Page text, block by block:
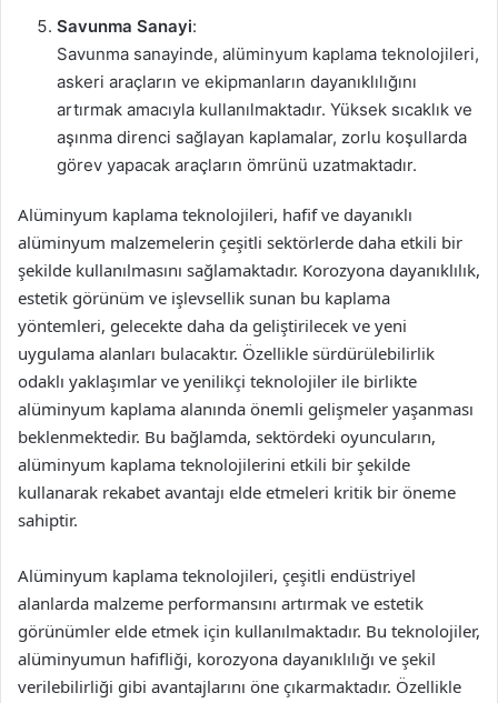
Savunma Sanayi:
Savunma sanayinde, alüminyum kaplama teknolojileri,
askeri araçların ve ekipmanların dayanıklılığını
artırmak amacıyla kullanılmaktadır. Yüksek sıcaklık ve
aşınma direnci sağlayan kaplamalar, zorlu koşullarda
görev yapacak araçların ömrünü uzatmaktadır.
Alüminyum kaplama teknolojileri, hafif ve dayanıklı
alüminyum malzemelerin çeşitli sektörlerde daha etkili bir
şekilde kullanılmasını sağlamaktadır. Korozyona dayanıklılık,
estetik görünüm ve işlevsellik sunan bu kaplama
yöntemleri, gelecekte daha da geliştirilecek ve yeni
uygulama alanları bulacaktır. Özellikle sürdürülebilirlik
odaklı yaklaşımlar ve yenilikçi teknolojiler ile birlikte
alüminyum kaplama alanında önemli gelişmeler yaşanması
beklenmektedir. Bu bağlamda, sektördeki oyuncuların,
alüminyum kaplama teknolojilerini etkili bir şekilde
kullanarak rekabet avantajı elde etmeleri kritik bir öneme
sahiptir.
Alüminyum kaplama teknolojileri, çeşitli endüstriyel
alanlarda malzeme performansını artırmak ve estetik
görünümler elde etmek için kullanılmaktadır. Bu teknolojiler,
alüminyumun hafifliği, korozyona dayanıklılığı ve şekil
verilebilirliği gibi avantajlarını öne çıkarmaktadır. Özellikle